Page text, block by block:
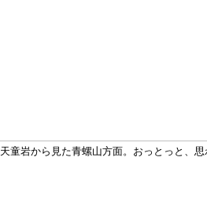
天童岩から見た青螺山方面。おっとっと、